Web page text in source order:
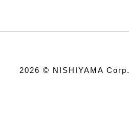
2026 © NISHIYAMA Corp.